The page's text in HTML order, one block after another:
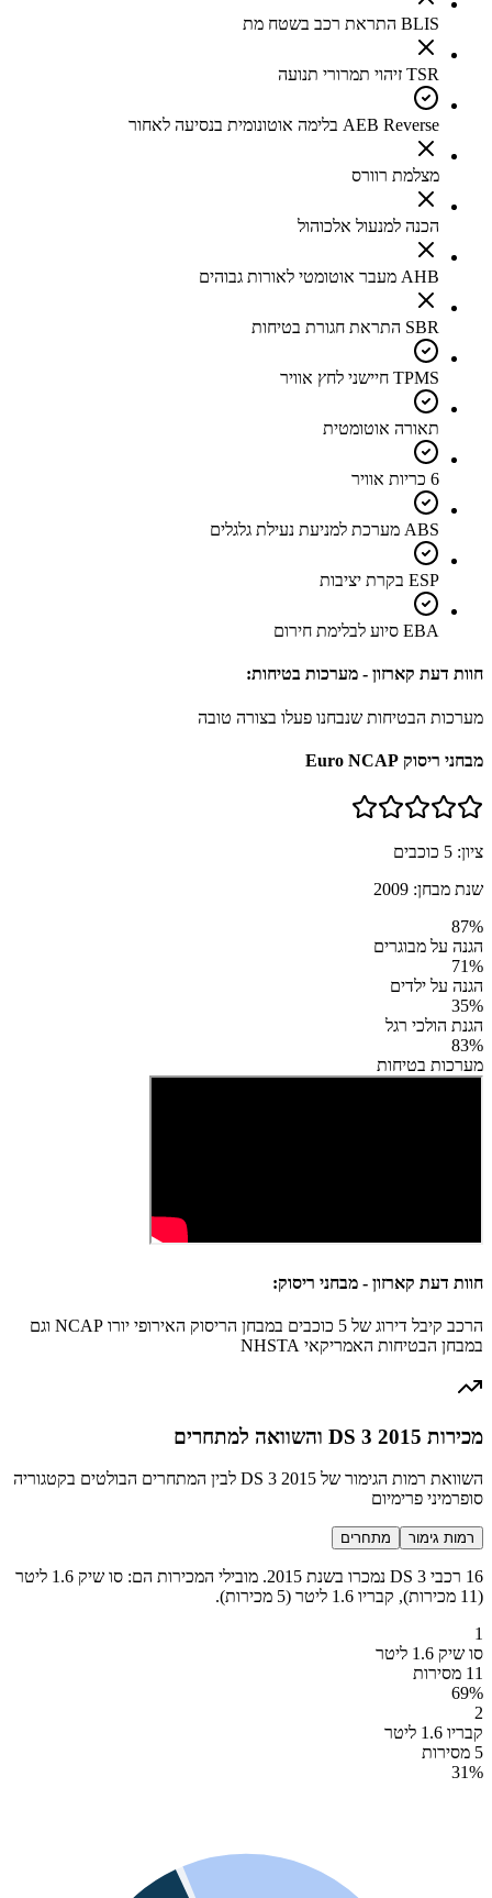
BLIS התראת רכב בשטח מת
TSR זיהוי תמרורי תנועה
AEB Reverse בלימה אוטונומית בנסיעה לאחור
מצלמת רוורס
הכנה למנעול אלכוהול
AHB מעבר אוטומטי לאורות גבוהים
SBR התראת חגורת בטיחות
TPMS חיישני לחץ אוויר
תאורה אוטומטית
6 כריות אוויר
ABS מערכת למניעת נעילת גלגלים
ESP בקרת יציבות
EBA סיוע לבלימת חירום
חוות דעת קארזון - מערכות בטיחות:
מערכות הבטיחות שנבחנו פעלו בצורה טובה
מבחני ריסוק Euro NCAP
ציון: 5 כוכבים
שנת מבחן: 2009
87%
הגנה על מבוגרים
71%
הגנה על ילדים
35%
הגנת הולכי רגל
83%
מערכות בטיחות
חוות דעת קארזון - מבחני ריסוק:
הרכב קיבל דירוג של 5 כוכבים במבחן הריסוק האירופי יורו NCAP וגם
במבחן הבטיחות האמריקאי NHSTA
מכירות DS 3 2015 והשוואה למתחרים
השוואת רמות הגימור של DS 3 2015 לבין המתחרים הבולטים בקטגוריה
סופרמיני פרימיום
רמות גימור מתחרים
16 רכבי DS 3 נמכרו בשנת 2015. מובילי המכירות הם: סו שיק 1.6 ליטר
(11 מכירות), קבריו 1.6 ליטר (5 מכירות).
1
סו שיק 1.6 ליטר
11 מסירות
69%
2
קבריו 1.6 ליטר
5 מסירות
31%